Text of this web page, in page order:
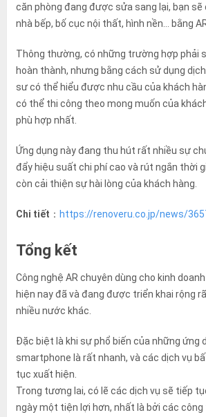
căn phòng đang được sửa sang lại, bạn
nhà bếp, bố cục nội thất, hình nền… bằng
Thông thường, có những trường hợp phải
hoàn thành, nhưng bằng cách sử dụng
sư có thể hiểu được nhu cầu của khách
có thể thi công theo mong muốn của
phù hợp nhất.
Ứng dụng này đang thu hút rất nhiều sự
đẩy hiệu suất chi phí cao và rút ngắn thời
còn cải thiện sự hài lòng của khách hàng.
Chi tiết ： https://renoveru.co.jp/news/
Tổng kết
Công nghệ AR chuyên dùng cho kinh
hiện nay đã và đang được triển khai rộng
nhiều nước khác.
Đặc biệt là khi sự phổ biến của những ứng
smartphone là rất nhanh, và các dịch vụ
tục xuất hiện.
Trong tương lai, có lẽ các dịch vụ sẽ tiếp
ngày một tiện lợi hơn, nhất là bởi các công